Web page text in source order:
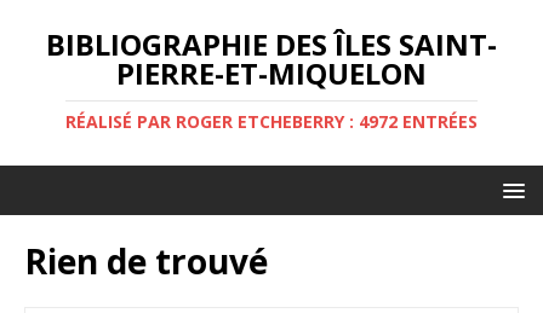
BIBLIOGRAPHIE DES ÎLES SAINT-
PIERRE-ET-MIQUELON
RÉALISÉ PAR ROGER ETCHEBERRY : 4972 ENTRÉES
Rien de trouvé